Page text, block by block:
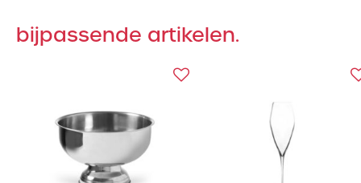
✔ Ideaal voor champagne, prosecco of cava
✔ Perfect voor bruiloften, gala’s en toostmomenten
✔ Schoon geleverd, vuil retour mogelijk
Combineer met bijpassende wijnglazen, linnen en servies of een
champagnekoeler voor een feestelijke totaalbeleving.
bijpassende artikelen.